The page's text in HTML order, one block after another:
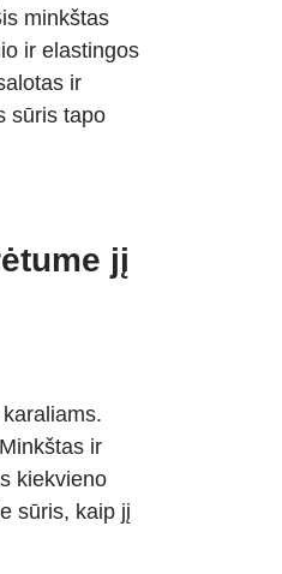
minkštas
ir elastingos
ir
sūris tapo
jį
ir
kiekvieno
sūris, kaip jį